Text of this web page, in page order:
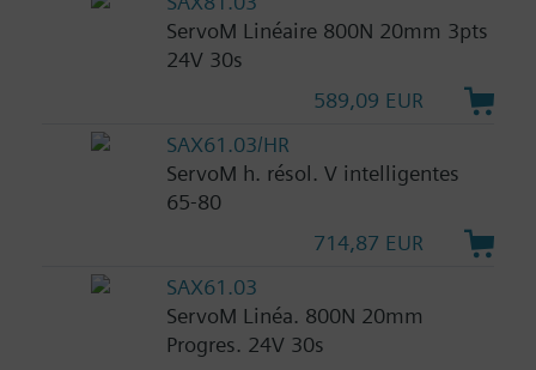
ServoM Linéaire 800N 20mm 3pts
24V 30s
589,09 EUR
SAX61.03/HR
ServoM h. résol. V intelligentes
65-80
714,87 EUR
SAX61.03
ServoM Linéa. 800N 20mm
Progres. 24V 30s